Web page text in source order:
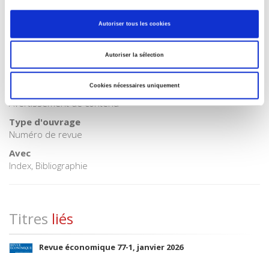
Autoriser tous les cookies
Autoriser la sélection
Cookies nécessaires uniquement
H Humanities > J Society & social sciences
06 Professionnel et académique
Date de première publication du titre
04 mai 2017
ONIX Adult Audience Rating
Avertissement de contenu
Type d'ouvrage
Numéro de revue
Avec
Index, Bibliographie
Titres liés
Revue économique 77-1, janvier 2026